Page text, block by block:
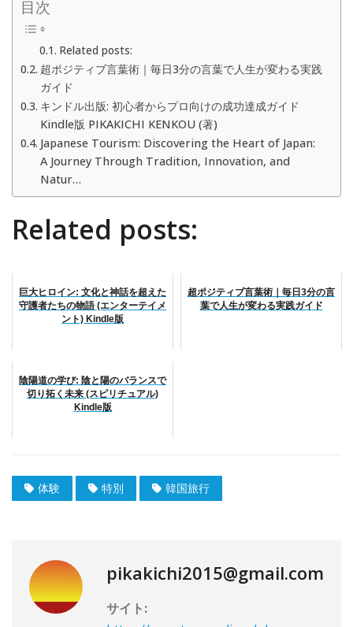
目次
Related posts:
超ポジティブ言葉術｜毎日3分の言葉で人生が変わる実践
ガイド
キンドル出版: 初心者からプロ向けの成功達成ガイド
Kindle版 PIKAKICHI KENKOU (著)
Japanese Tourism: Discovering the Heart of Japan:
A Journey Through Tradition, Innovation, and
Natur…
Related posts:
巨大ヒロイン: 文化と神話を超えた
守護者たちの物語 (エンターテイメ
ント) Kindle版
超ポジティブ言葉術｜毎日3分の言
葉で人生が変わる実践ガイド
陰陽道の学び: 陰と陽のバランスで
切り拓く未来 (スピリチュアル)
Kindle版
体験 特別 韓国旅行
pikakichi2015@gmail.com
サイト: